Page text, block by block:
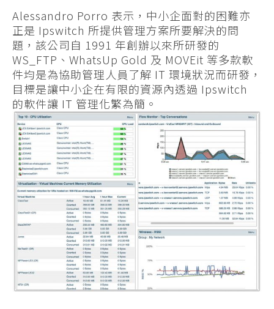
Alessandro Porro 表示，中小企面對的困難亦
正是 Ipswitch 所提供管理方案所要解決的問
題，該公司自 1991 年創辦以來所研發的
WS_FTP、WhatsUp Gold 及 MOVEit 等多款軟
件均是為協助管理人員了解 IT 環境狀況而研發，
目標是讓中小企在有限的資源內透過 Ipswitch
的軟件讓 IT 管理化繁為簡。